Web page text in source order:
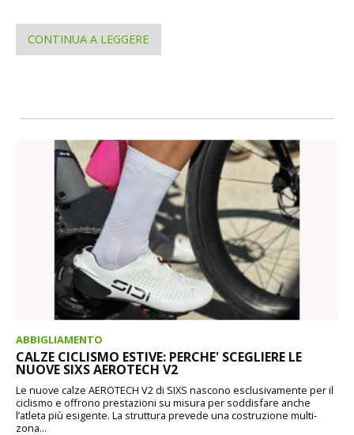
CONTINUA A LEGGERE
ABBIGLIAMENTO
CALZE CICLISMO ESTIVE: PERCHE' SCEGLIERE LE
NUOVE SIXS AEROTECH V2
Le nuove calze AEROTECH V2 di SIXS nascono esclusivamente per il
ciclismo e offrono prestazioni su misura per soddisfare anche
l’atleta più esigente. La struttura prevede una costruzione multi-
zona...